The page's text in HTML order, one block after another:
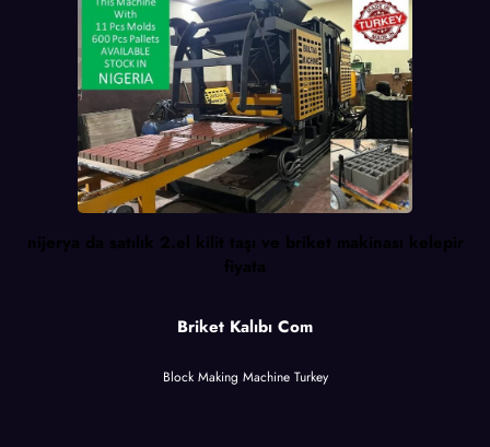
nijerya da satılık 2.el kilit taşı ve briket makinası kelepir
fiyata
Briket Kalıbı Com
Block Making Machine Turkey